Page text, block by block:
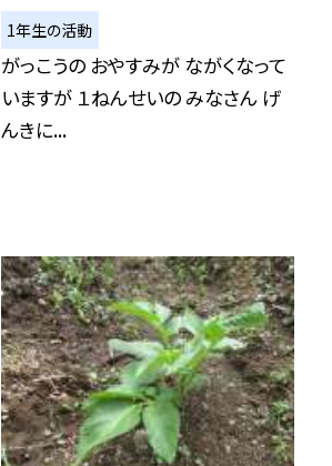
1年生の活動
がっこうの おやすみが ながくなって
いますが １ねんせいの みなさん げ
んきに...